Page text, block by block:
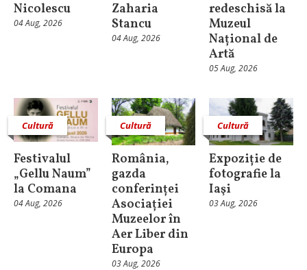
Nicolescu
04 Aug, 2026
Zaharia
Stancu
04 Aug, 2026
redeschisă la
Muzeul
Național de
Artă
05 Aug, 2026
Cultură
Festivalul
„Gellu Naum”
la Comana
04 Aug, 2026
Cultură
România,
gazda
conferinței
Asociației
Muzeelor în
Aer Liber din
Europa
03 Aug, 2026
Cultură
Expoziție de
fotografie la
Iaşi
03 Aug, 2026